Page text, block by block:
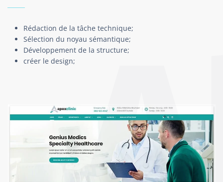
Rédaction de la tâche technique;
Sélection du noyau sémantique;
Développement de la structure;
créer le design;